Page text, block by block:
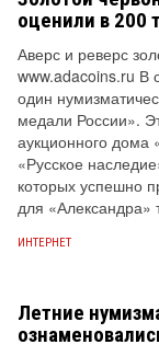
оценили в 200
Аверс и реверс
www.adacoins.ru В
один
медали России».
аукционного дома
«Русское
которых успешно
для «Александра»
ИНТЕРНЕТ
Летние